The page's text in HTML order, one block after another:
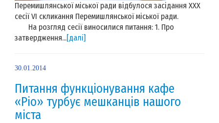
Перемишлянської міської ради відбулося засідання XXX
сесії VI скликання Перемишлянської міської ради.
На розгляд сесії виносилися питання: 1. Про
затвердження...[далі]
30.01.2014
Питання функціонування кафе
«Ріо» турбує мешканців нашого
міста